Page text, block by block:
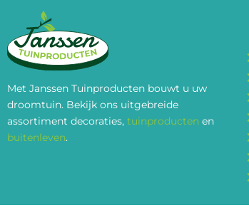
Met Janssen Tuinproducten bouwt u uw
droomtuin. Bekijk ons uitgebreide
assortiment decoraties, tuinproducten en
buitenleven.